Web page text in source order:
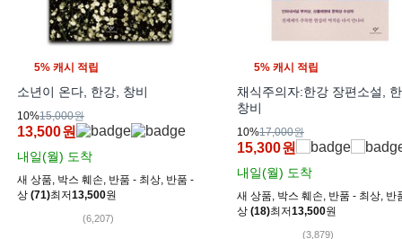
5% 캐시 적립
소년이 온다, 한강, 창비
10%15,000원
13,500원
내일(월) 도착
새 상품, 박스 훼손, 반품 - 최상, 반품 -
상 (71)최저13,500원
(6,207)
5% 캐시 적립
채식주의자:한강 장편소설,
창비
10%17,000원
15,300원
내일(월) 도착
새 상품, 박스 훼손, 반품 - 최상, 반
상 (18)최저13,500원
(3,879)